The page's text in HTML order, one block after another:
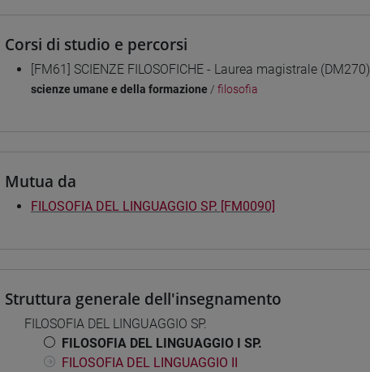
Corsi di studio e percorsi
[FM61] SCIENZE FILOSOFICHE - Laurea magistrale (DM270)
scienze umane e della formazione / filosofia
Mutua da
FILOSOFIA DEL LINGUAGGIO SP. [FM0090]
Struttura generale dell'insegnamento
FILOSOFIA DEL LINGUAGGIO SP.
FILOSOFIA DEL LINGUAGGIO I SP.
FILOSOFIA DEL LINGUAGGIO II